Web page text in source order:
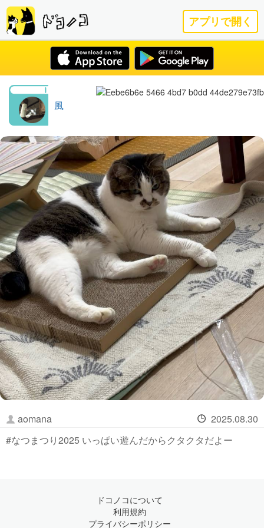
アプリで開く
風
aomana
2025.08.30
#なつまつり2025 いっぱい遊んだからクタクタだよー
ドコノコについて
利用規約
プライバシーポリシー